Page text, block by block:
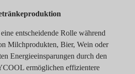
entscheidende Rolle während
Milchprodukten, Bier, Wein oder
Energieeinsparungen durch den
ermöglichen effizientere